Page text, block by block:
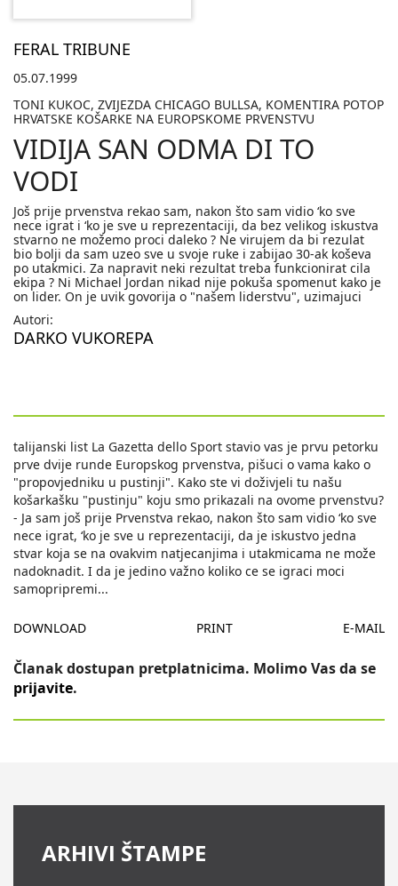
FERAL TRIBUNE
05.07.1999
TONI KUKOC, ZVIJEZDA CHICAGO BULLSA, KOMENTIRA POTOP
HRVATSKE KOŠARKE NA EUROPSKOME PRVENSTVU
VIDIJA SAN ODMA DI TO
VODI
Još prije prvenstva rekao sam, nakon što sam vidio ‘ko sve
nece igrat i ‘ko je sve u reprezentaciji, da bez velikog iskustva
stvarno ne možemo proci daleko ? Ne virujem da bi rezulat
bio bolji da sam uzeo sve u svoje ruke i zabijao 30-ak koševa
po utakmici. Za napravit neki rezultat treba funkcionirat cila
ekipa ? Ni Michael Jordan nikad nije pokuša spomenut kako je
on lider. On je uvik govorija o "našem liderstvu", uzimajuci
Autori:
DARKO VUKOREPA
talijanski list La Gazetta dello Sport stavio vas je prvu petorku
prve dvije runde Europskog prvenstva, pišuci o vama kako o
"propovjedniku u pustinji". Kako ste vi doživjeli tu našu
košarkašku "pustinju" koju smo prikazali na ovome prvenstvu?
- Ja sam još prije Prvenstva rekao, nakon što sam vidio ‘ko sve
nece igrat, ‘ko je sve u reprezentaciji, da je iskustvo jedna
stvar koja se na ovakvim natjecanjima i utakmicama ne može
nadoknadit. I da je jedino važno koliko ce se igraci moci
samopripremi...
DOWNLOAD PRINT E-MAIL
Članak dostupan pretplatnicima. Molimo Vas da se
prijavite.
ARHIVI ŠTAMPE